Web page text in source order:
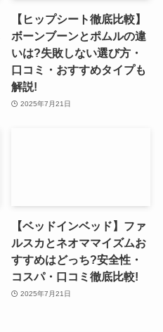
【ヒップシート徹底比較】
ボーンブーンとポムルの違
いは?失敗しない選び方・
口コミ・おすすめタイプも
解説!
2025年7月21日
【ベッドインベッド】ファ
ルスカとネオママイズムお
すすめはどっち?安全性・
コスパ・口コミ徹底比較!
2025年7月21日